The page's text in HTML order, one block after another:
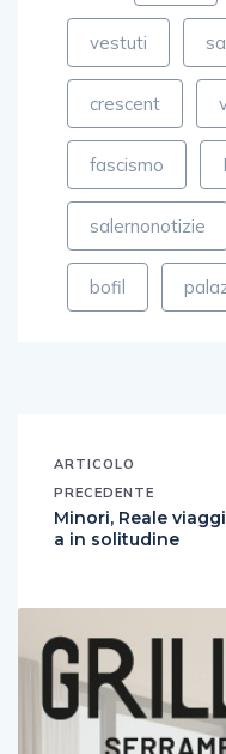
vestuti
crescent
fascismo
salernonotizie
bofil
ARTICOLO
PRECEDENTE
Minori, Reale viaggi
a in solitudine